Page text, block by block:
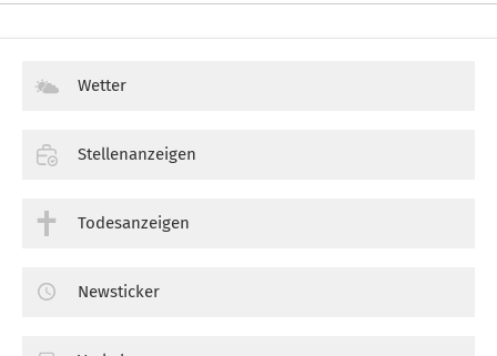
Wetter
Stellenanzeigen
Todesanzeigen
Newsticker